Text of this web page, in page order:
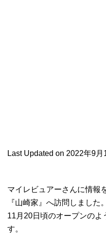
Last Updated on 2022年9月
マイレビュアーさんに情報
『山崎家』へ訪問しました。
11月20日頃のオープンの
す。